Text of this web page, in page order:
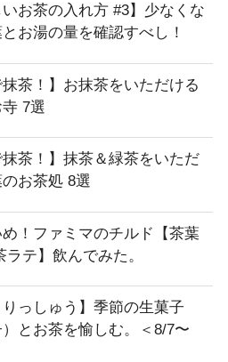
いお茶の入れ方 #3】少なくな
お湯の量を確認すべし！
抹茶！】お抹茶をいただける
7選
抹茶！】抹茶＆緑茶をいただ
お茶処 8選
！ファミマのチルド【茶葉
ラテ】飲んでみた。
りっしゅう】季節の生菓子
）とお茶を愉しむ。＜8/7〜